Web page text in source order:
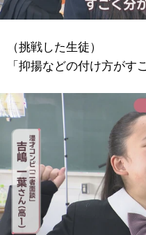
（挑戦した生徒）
「抑揚などの付け方がす